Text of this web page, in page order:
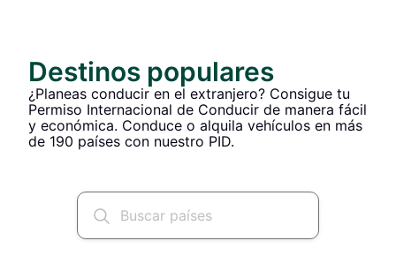
Destinos populares
¿Planeas conducir en el extranjero? Consigue tu
Permiso Internacional de Conducir de manera fácil
y económica. Conduce o alquila vehículos en más
de 190 países con nuestro PID.